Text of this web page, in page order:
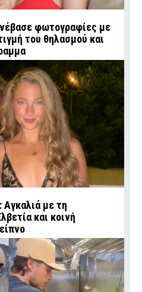
φωτογραφίες με
του θηλασμού και
με τη
και κοινή